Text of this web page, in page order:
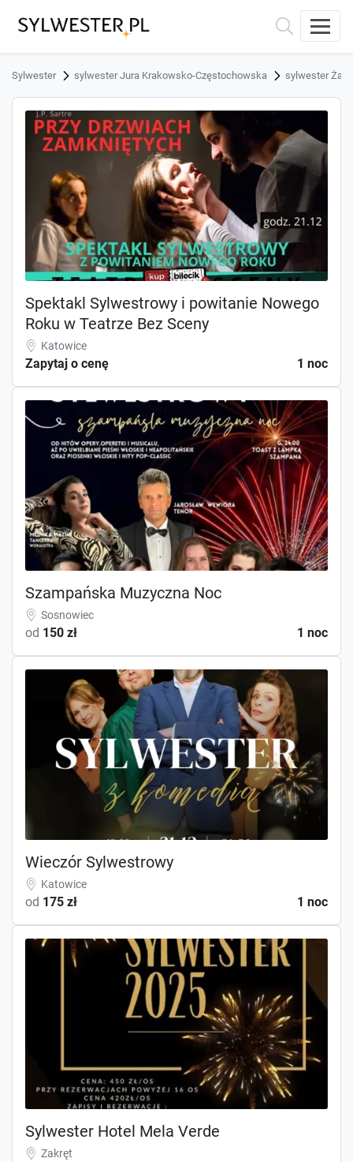
Sylwester sylwester Jura Krakowsko-Częstochowska sylwester
Spektakl Sylwestrowy i powitanie Nowego
Roku w Teatrze Bez Sceny
Katowice
Zapytaj o cenę 1 noc
Szampańska Muzyczna Noc
Sosnowiec
od 150 zł 1 noc
Wieczór Sylwestrowy
Katowice
od 175 zł 1 noc
Sylwester Hotel Mela Verde
Zakręt